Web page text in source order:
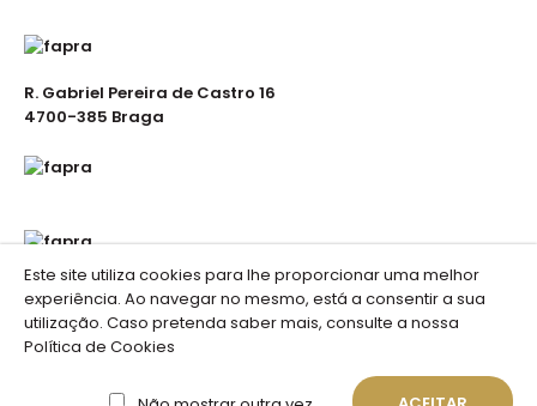
Este site utiliza cookies para lhe proporcionar uma melhor
experiência. Ao navegar no mesmo, está a consentir a sua
utilização. Caso pretenda saber mais, consulte a nossa
Política de Cookies
R. Gabriel Pereira de Castro 16
4700-385 Braga